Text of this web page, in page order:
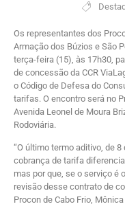
Os representantes dos
Armação dos Búzios e São
terça-feira (15), às 17h30,
de concessão da CCR
o Código de Defesa do
tarifas. O encontro será no
Avenida Leonel de Moura
Rodoviária.
“O último termo aditivo, de
cobrança de tarifa
mas por que, se o serviço é
revisão desse contrato de
Procon de Cabo Frio,